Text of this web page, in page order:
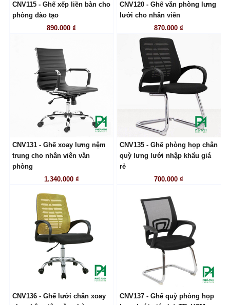
LIÊN HỆ
CNV115 - Ghế xếp liền bàn cho
phòng đào tạo
890.000 ₫
LIÊN HỆ
CNV120 - Ghế văn phòng lưng
lưới cho nhân viên
870.000 ₫
LIÊN HỆ
CNV131 - Ghế xoay lưng nệm
trung cho nhân viên văn
phòng
1.340.000 ₫
LIÊN HỆ
CNV135 - Ghế phòng họp chân
quỳ lưng lưới nhập khẩu giá
rẻ
700.000 ₫
LIÊN HỆ
CNV136 - Ghế lưới chân xoay
LIÊN HỆ
CNV137 - Ghế quỳ phòng họp